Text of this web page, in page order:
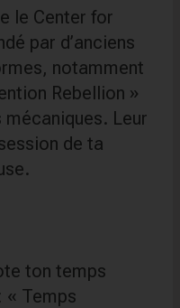
le Center for
par d’anciens
notamment
Rebellion »
Leur
de ta
ton temps
« Temps